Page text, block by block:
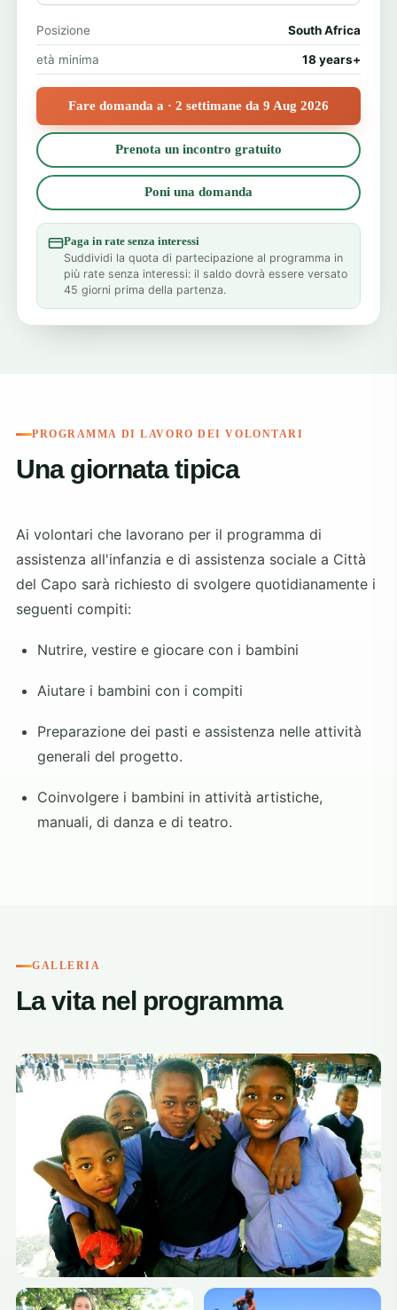
Posizione South Africa
età minima 18 years+
Fare domanda a · 2 settimane da 9 Aug 2026
Prenota un incontro gratuito
Poni una domanda
Paga in rate senza interessi
Suddividi la quota di partecipazione al programma in
più rate senza interessi: il saldo dovrà essere versato
45 giorni prima della partenza.
PROGRAMMA DI LAVORO DEI VOLONTARI
Una giornata tipica
Ai volontari che lavorano per il programma di
assistenza all'infanzia e di assistenza sociale a Città
del Capo sarà richiesto di svolgere quotidianamente i
seguenti compiti:
Nutrire, vestire e giocare con i bambini
Aiutare i bambini con i compiti
Preparazione dei pasti e assistenza nelle attività
generali del progetto.
Coinvolgere i bambini in attività artistiche,
manuali, di danza e di teatro.
GALLERIA
La vita nel programma